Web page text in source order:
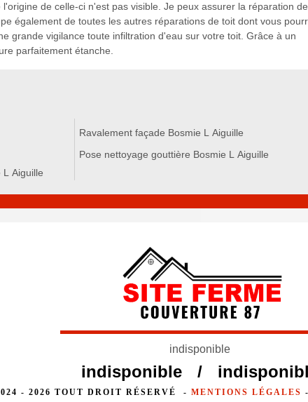
de celle-ci n'est pas visible. Je peux assurer la réparation de
également de toutes les autres réparations de toit dont vous
grande vigilance toute infiltration d'eau sur votre toit. Grâce à un
parfaitement étanche.
Aiguille
Ravalement façade Bosmie L Aiguille
Pose nettoyage gouttière Bosmie L Aiguille
indisponible
indisponible /
- 2026 TOUT DROIT RÉSERVÉ - MENTIONS LÉGALES -